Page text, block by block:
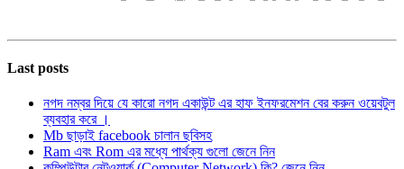
Last posts
নগদ নম্বর দিয়ে যে কারো নগদ একাউন্ট এর হাফ ইনফরমেশন বের করুন ওয়েবটুল
ব্যবহার করে ।
Mb ছাড়াই facebook চালান ছবিসহ
Ram এবং Rom এর মধ্যে পার্থক্য গুলো জেনে নিন